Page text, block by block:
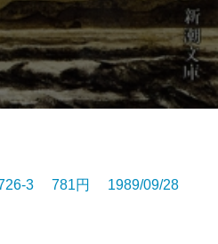
3 781円 1989/09/28